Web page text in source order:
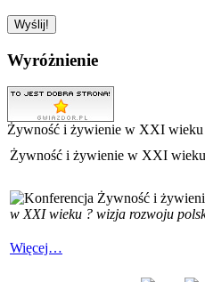
Wyróżnienie
Żywność i żywienie w XXI wieku
Żywność i żywienie w XXI
w XXI wieku ? wizja rozwoju
Więcej…